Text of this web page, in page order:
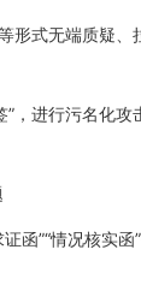
形式无端质疑、
”，进行污名化攻
函”“情况核实